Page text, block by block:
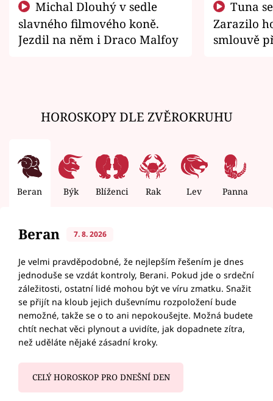
slavného filmového koně.
Jezdil na něm i Draco Malfoy
Zarazilo
smlouvě
HOROSKOPY DLE ZVĚROKRUHU
Beran Býk Blíženci Rak Lev Panna
Beran 7. 8. 2026
Je velmi pravděpodobné, že nejlepším řešením je dnes
jednoduše se vzdát kontroly, Berani. Pokud jde o srdeční
záležitosti, ostatní lidé mohou být ve víru zmatku. Snažit
se přijít na kloub jejich duševnímu rozpoložení bude
nemožné, takže se o to ani nepokoušejte. Možná budete
chtít nechat věci plynout a uvidíte, jak dopadnete zítra,
než uděláte nějaké zásadní kroky.
CELÝ HOROSKOP PRO DNEŠNÍ DEN